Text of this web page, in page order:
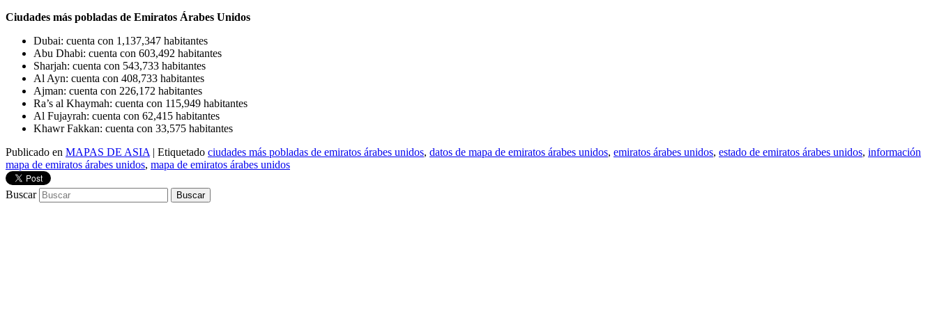
Ciudades más pobladas de Emiratos Árabes Unidos
Dubai: cuenta con 1,137,347 habitantes
Abu Dhabi: cuenta con 603,492 habitantes
Sharjah: cuenta con 543,733 habitantes
Al Ayn: cuenta con 408,733 habitantes
Ajman: cuenta con 226,172 habitantes
Ra’s al Khaymah: cuenta con 115,949 habitantes
Al Fujayrah: cuenta con 62,415 habitantes
Khawr Fakkan: cuenta con 33,575 habitantes
Publicado en MAPAS DE ASIA | Etiquetado ciudades más pobladas de emiratos árabes unidos, datos de mapa de emiratos árabes unidos, emiratos árabes unidos, estado de emiratos árabes unidos, información
mapa de emiratos árabes unidos, mapa de emiratos árabes unidos
Buscar